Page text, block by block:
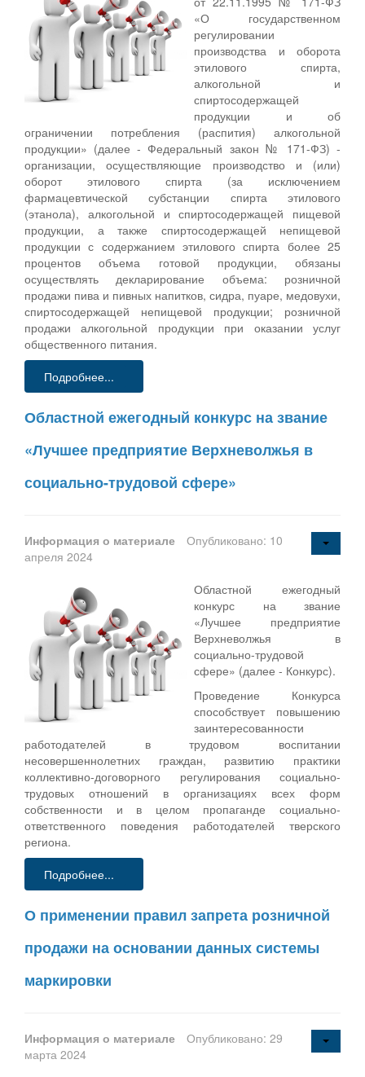
«О государственном
регулировании
производства и оборота
этилового спирта,
алкогольной и
спиртосодержащей
продукции и об
ограничении потребления (распития) алкогольной
продукции» (далее - Федеральный закон № 171-ФЗ) -
организации, осуществляющие производство и (или)
оборот этилового спирта (за исключением
фармацевтической субстанции спирта этилового
(этанола), алкогольной и спиртосодержащей пищевой
продукции, а также спиртосодержащей непищевой
продукции с содержанием этилового спирта более 25
процентов объема готовой продукции, обязаны
осуществлять декларирование объема: розничной
продажи пива и пивных напитков, сидра, пуаре, медовухи,
спиртосодержащей непищевой продукции; розничной
продажи алкогольной продукции при оказании услуг
общественного питания.
Подробнее...
Областной ежегодный конкурс на звание
«Лучшее предприятие Верхневолжья в
социально-трудовой сфере»
Информация о материале
Опубликовано: 10
апреля 2024
Областной ежегодный
конкурс на звание
«Лучшее предприятие
Верхневолжья в
социально-трудовой
сфере» (далее - Конкурс).
Проведение Конкурса
способствует повышению
заинтересованности
работодателей в трудовом воспитании
несовершеннолетних граждан, развитию практики
коллективно-договорного регулирования социально-
трудовых отношений в организациях всех форм
собственности и в целом пропаганде социально-
ответственного поведения работодателей тверского
региона.
Подробнее...
О применении правил запрета розничной
продажи на основании данных системы
маркировки
Информация о материале
Опубликовано: 29
марта 2024